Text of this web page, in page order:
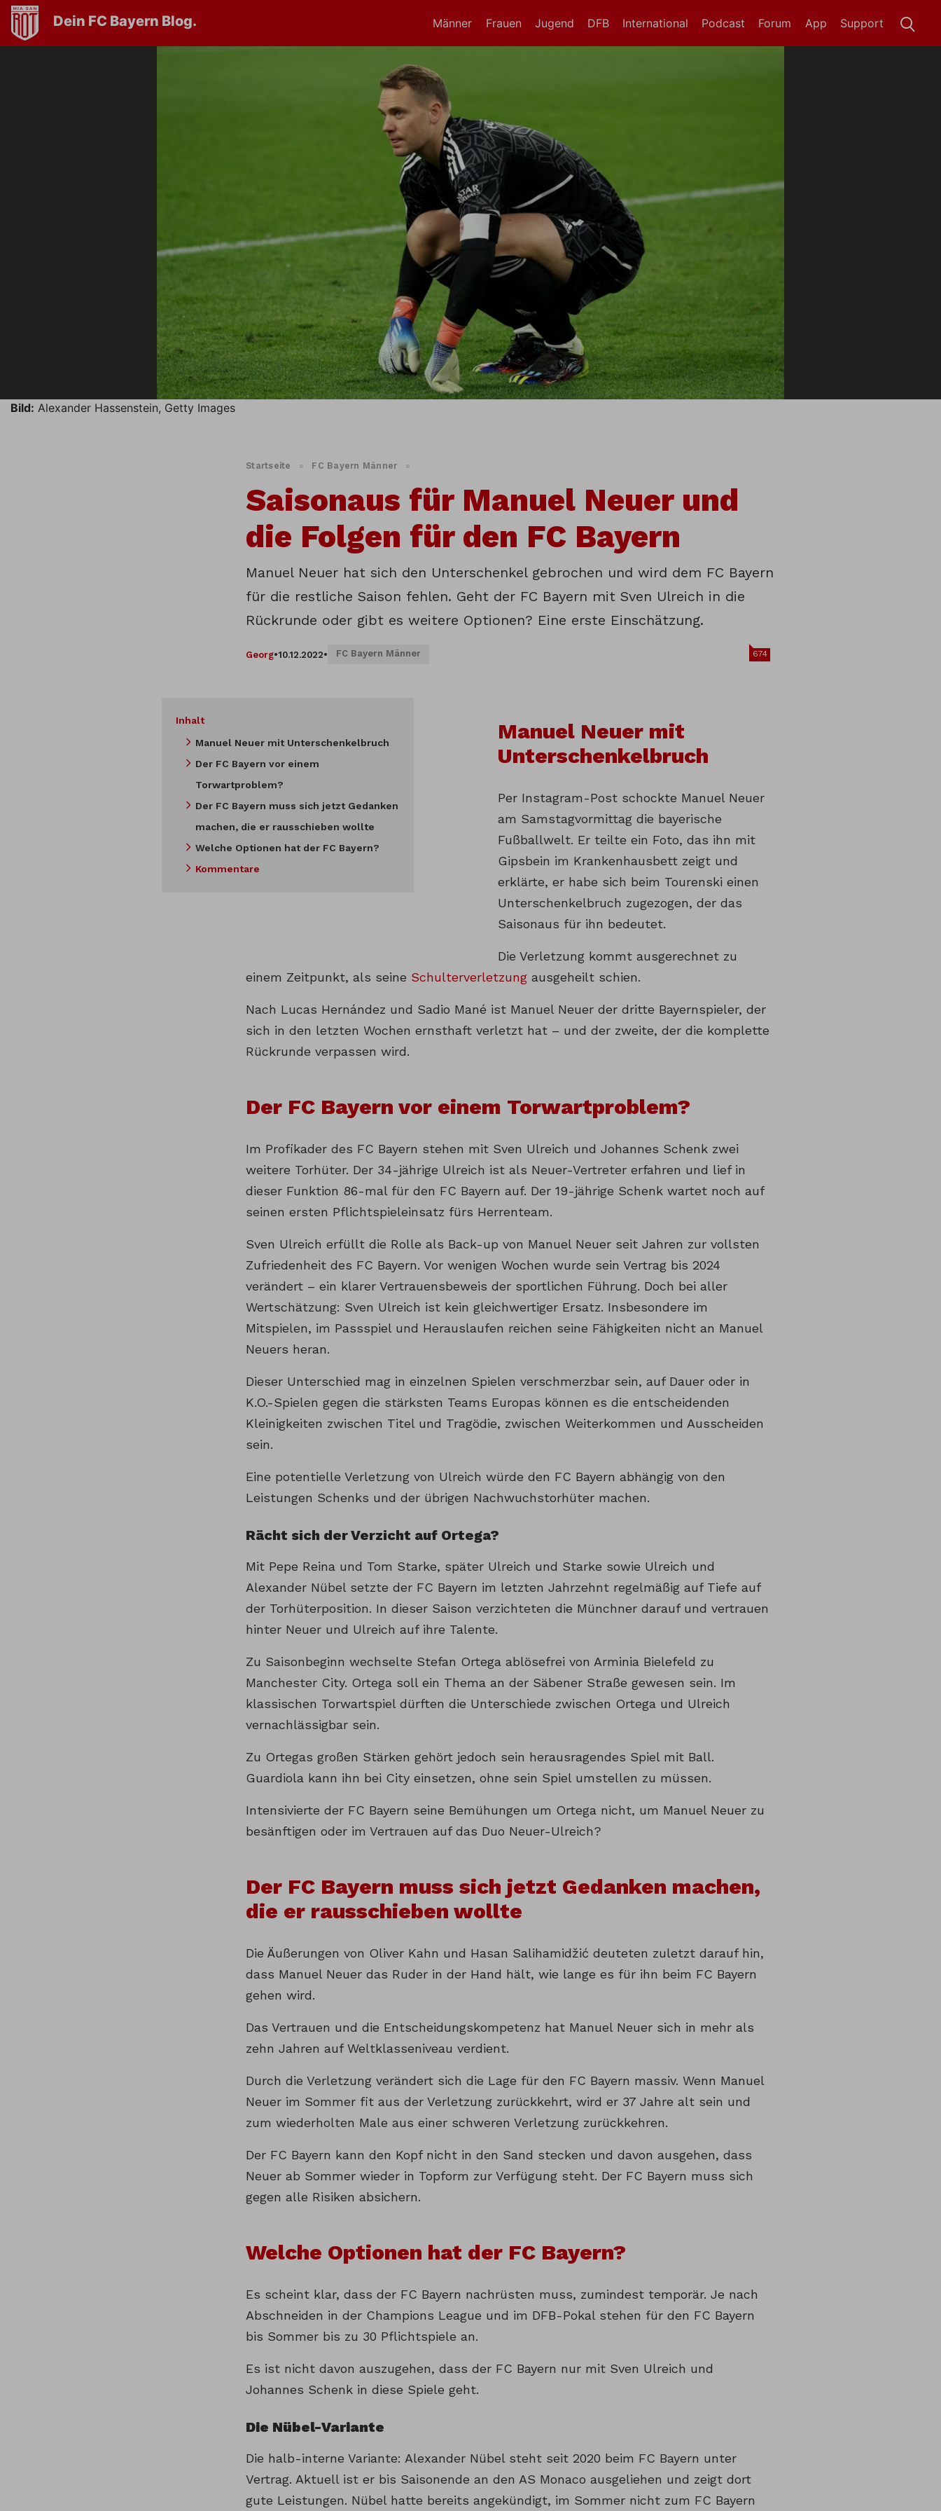
Dein FC Bayern Blog. Männer Frauen Jugend DFB International Support
App
Forum
Podcast
Bild: Alexander Hassenstein, Getty Images
Startseite » FC Bayern Männer »
Saisonaus für Manuel Neuer und
die Folgen für den FC Bayern
Manuel Neuer hat sich den Unterschenkel gebrochen und wird dem FC Bayern
für die restliche Saison fehlen. Geht der FC Bayern mit Sven Ulreich in die
Rückrunde oder gibt es weitere Optionen? Eine erste Einschätzung.
Georg•10.12.2022• FC Bayern Männer 674
Inhalt
Manuel Neuer mit Unterschenkelbruch
Der FC Bayern vor einem
Torwartproblem?
Der FC Bayern muss sich jetzt Gedanken
machen, die er rausschieben wollte
Welche Optionen hat der FC Bayern?
Kommentare
Manuel Neuer mit
Unterschenkelbruch
Per Instagram-Post schockte Manuel Neuer
am Samstagvormittag die bayerische
Fußballwelt. Er teilte ein Foto, das ihn mit
Gipsbein im Krankenhausbett zeigt und
erklärte, er habe sich beim Tourenski einen
Unterschenkelbruch zugezogen, der das
Saisonaus für ihn bedeutet.
Die Verletzung kommt ausgerechnet zu
einem Zeitpunkt, als seine Schulterverletzung ausgeheilt schien.
Nach Lucas Hernández und Sadio Mané ist Manuel Neuer der dritte Bayernspieler, der
sich in den letzten Wochen ernsthaft verletzt hat – und der zweite, der die komplette
Rückrunde verpassen wird.
Der FC Bayern vor einem Torwartproblem?
Im Profikader des FC Bayern stehen mit Sven Ulreich und Johannes Schenk zwei
weitere Torhüter. Der 34-jährige Ulreich ist als Neuer-Vertreter erfahren und lief in
dieser Funktion 86-mal für den FC Bayern auf. Der 19-jährige Schenk wartet noch auf
seinen ersten Pflichtspieleinsatz fürs Herrenteam.
Sven Ulreich erfüllt die Rolle als Back-up von Manuel Neuer seit Jahren zur vollsten
Zufriedenheit des FC Bayern. Vor wenigen Wochen wurde sein Vertrag bis 2024
verändert – ein klarer Vertrauensbeweis der sportlichen Führung. Doch bei aller
Wertschätzung: Sven Ulreich ist kein gleichwertiger Ersatz. Insbesondere im
Mitspielen, im Passspiel und Herauslaufen reichen seine Fähigkeiten nicht an Manuel
Neuers heran.
Dieser Unterschied mag in einzelnen Spielen verschmerzbar sein, auf Dauer oder in
K.O.-Spielen gegen die stärksten Teams Europas können es die entscheidenden
Kleinigkeiten zwischen Titel und Tragödie, zwischen Weiterkommen und Ausscheiden
sein.
Eine potentielle Verletzung von Ulreich würde den FC Bayern abhängig von den
Leistungen Schenks und der übrigen Nachwuchstorhüter machen.
Rächt sich der Verzicht auf Ortega?
Mit Pepe Reina und Tom Starke, später Ulreich und Starke sowie Ulreich und
Alexander Nübel setzte der FC Bayern im letzten Jahrzehnt regelmäßig auf Tiefe auf
der Torhüterposition. In dieser Saison verzichteten die Münchner darauf und vertrauen
hinter Neuer und Ulreich auf ihre Talente.
Zu Saisonbeginn wechselte Stefan Ortega ablösefrei von Arminia Bielefeld zu
Manchester City. Ortega soll ein Thema an der Säbener Straße gewesen sein. Im
klassischen Torwartspiel dürften die Unterschiede zwischen Ortega und Ulreich
vernachlässigbar sein.
Zu Ortegas großen Stärken gehört jedoch sein herausragendes Spiel mit Ball.
Guardiola kann ihn bei City einsetzen, ohne sein Spiel umstellen zu müssen.
Intensivierte der FC Bayern seine Bemühungen um Ortega nicht, um Manuel Neuer zu
besänftigen oder im Vertrauen auf das Duo Neuer-Ulreich?
Der FC Bayern muss sich jetzt Gedanken machen,
die er rausschieben wollte
Die Äußerungen von Oliver Kahn und Hasan Salihamidžić deuteten zuletzt darauf hin,
dass Manuel Neuer das Ruder in der Hand hält, wie lange es für ihn beim FC Bayern
gehen wird.
Das Vertrauen und die Entscheidungskompetenz hat Manuel Neuer sich in mehr als
zehn Jahren auf Weltklasseniveau verdient.
Durch die Verletzung verändert sich die Lage für den FC Bayern massiv. Wenn Manuel
Neuer im Sommer fit aus der Verletzung zurückkehrt, wird er 37 Jahre alt sein und
zum wiederholten Male aus einer schweren Verletzung zurückkehren.
Der FC Bayern kann den Kopf nicht in den Sand stecken und davon ausgehen, dass
Neuer ab Sommer wieder in Topform zur Verfügung steht. Der FC Bayern muss sich
gegen alle Risiken absichern.
Welche Optionen hat der FC Bayern?
Es scheint klar, dass der FC Bayern nachrüsten muss, zumindest temporär. Je nach
Abschneiden in der Champions League und im DFB-Pokal stehen für den FC Bayern
bis Sommer bis zu 30 Pflichtspiele an.
Es ist nicht davon auszugehen, dass der FC Bayern nur mit Sven Ulreich und
Johannes Schenk in diese Spiele geht.
Die Nübel-Variante
Die halb-interne Variante: Alexander Nübel steht seit 2020 beim FC Bayern unter
Vertrag. Aktuell ist er bis Saisonende an den AS Monaco ausgeliehen und zeigt dort
gute Leistungen. Nübel hatte bereits angekündigt, im Sommer nicht zum FC Bayern